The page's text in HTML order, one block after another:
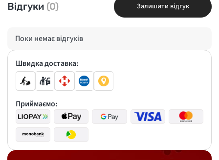
Відгуки (0) Залишити відгук
Поки немає відгуків
Швидка доставка:
Приймаємо: